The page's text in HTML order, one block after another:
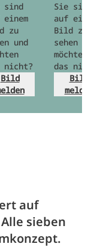
sind
zu
und
nicht?
Bild
Sie sind
auf
Bild zu
sehen
möchten
das
Bild
melden
auf
sieben